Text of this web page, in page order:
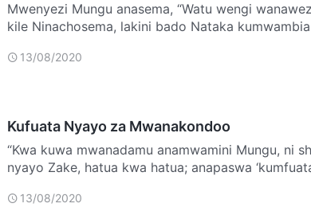
Mwenyezi Mungu anasema, “Watu wengi
kile Ninachosema, lakini bado Nataka
13/08/2020
Kufuata Nyayo za Mwanakondoo
“Kwa kuwa mwanadamu anamwamini Mungu, ni
nyayo Zake, hatua kwa hatua; anapaswa
13/08/2020